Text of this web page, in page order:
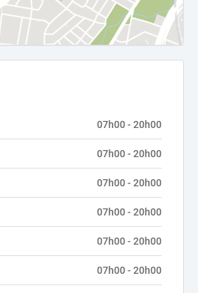
07h00 - 20h00
07h00 - 20h00
07h00 - 20h00
07h00 - 20h00
07h00 - 20h00
07h00 - 20h00